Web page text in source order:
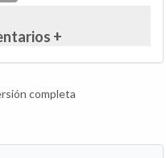
+
completa